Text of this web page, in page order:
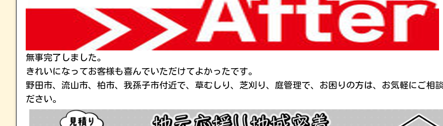
無事完了しました。
きれいになってお客様も喜んでいただけてよかったです。
野田市、流山市、柏市、我孫子市付近で、草むしり、芝刈り、庭管理で、お困りの方は、お気軽にご相
ださい。